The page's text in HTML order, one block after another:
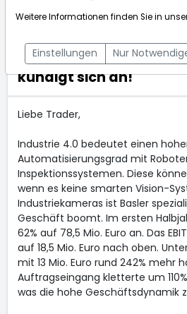
im Blick: Industrie 4.0
Geschäftsdynamik. Ein
neues 52-Wochenhoch
kündigt sich an!
Liebe Trader,
Industrie 4.0 bedeutet einen
Automatisierungsgrad mit
Inspektionssystemen. Diese
wenn es keine smarten Vision-
Industriekameras ist Basler
Geschäft boomt. Im ersten
62% auf 78,5 Mio. Euro an. Das
auf 18,5 Mio. Euro nach oben.
mit 13 Mio. Euro rund 242% mehr
Auftragseingang kletterte um
was die hohe Geschäftsdynamik
Weitere Informationen finden Sie in
Einstellungen Nur